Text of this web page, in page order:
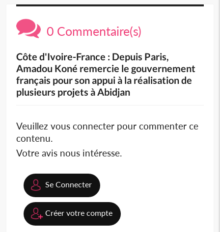
0 Commentaire(s)
Côte d'Ivoire-France : Depuis Paris,
Amadou Koné remercie le gouvernement
français pour son appui à la réalisation de
plusieurs projets à Abidjan
Veuillez vous connecter pour commenter ce
contenu.
Votre avis nous intéresse.
Se Connecter
Créer votre compte